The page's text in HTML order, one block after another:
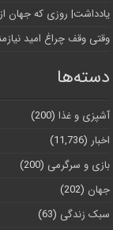
یادداشت| روزی که جهان
وقتی وقف چراغ امید
دسته‌ها
آشپزی و غذا (200)
اخبار (11,736)
بازی و سرگرمی (200)
جهان (202)
سبک زندگی (63)